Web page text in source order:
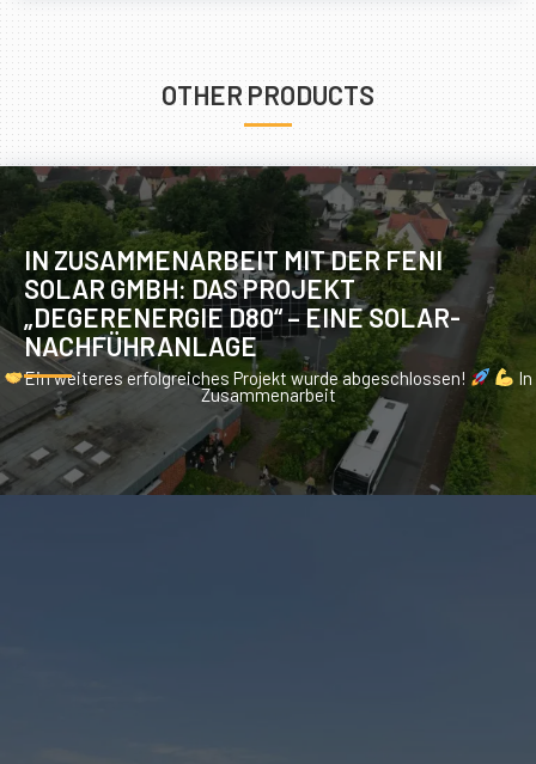
OTHER PRODUCTS
IN ZUSAMMENARBEIT MIT DER FENI
SOLAR GMBH: DAS PROJEKT
„DEGERENERGIE D80“ – EINE SOLAR-
NACHFÜHRANLAGE
Ein weiteres erfolgreiches Projekt wurde abgeschlossen!
In
Zusammenarbeit